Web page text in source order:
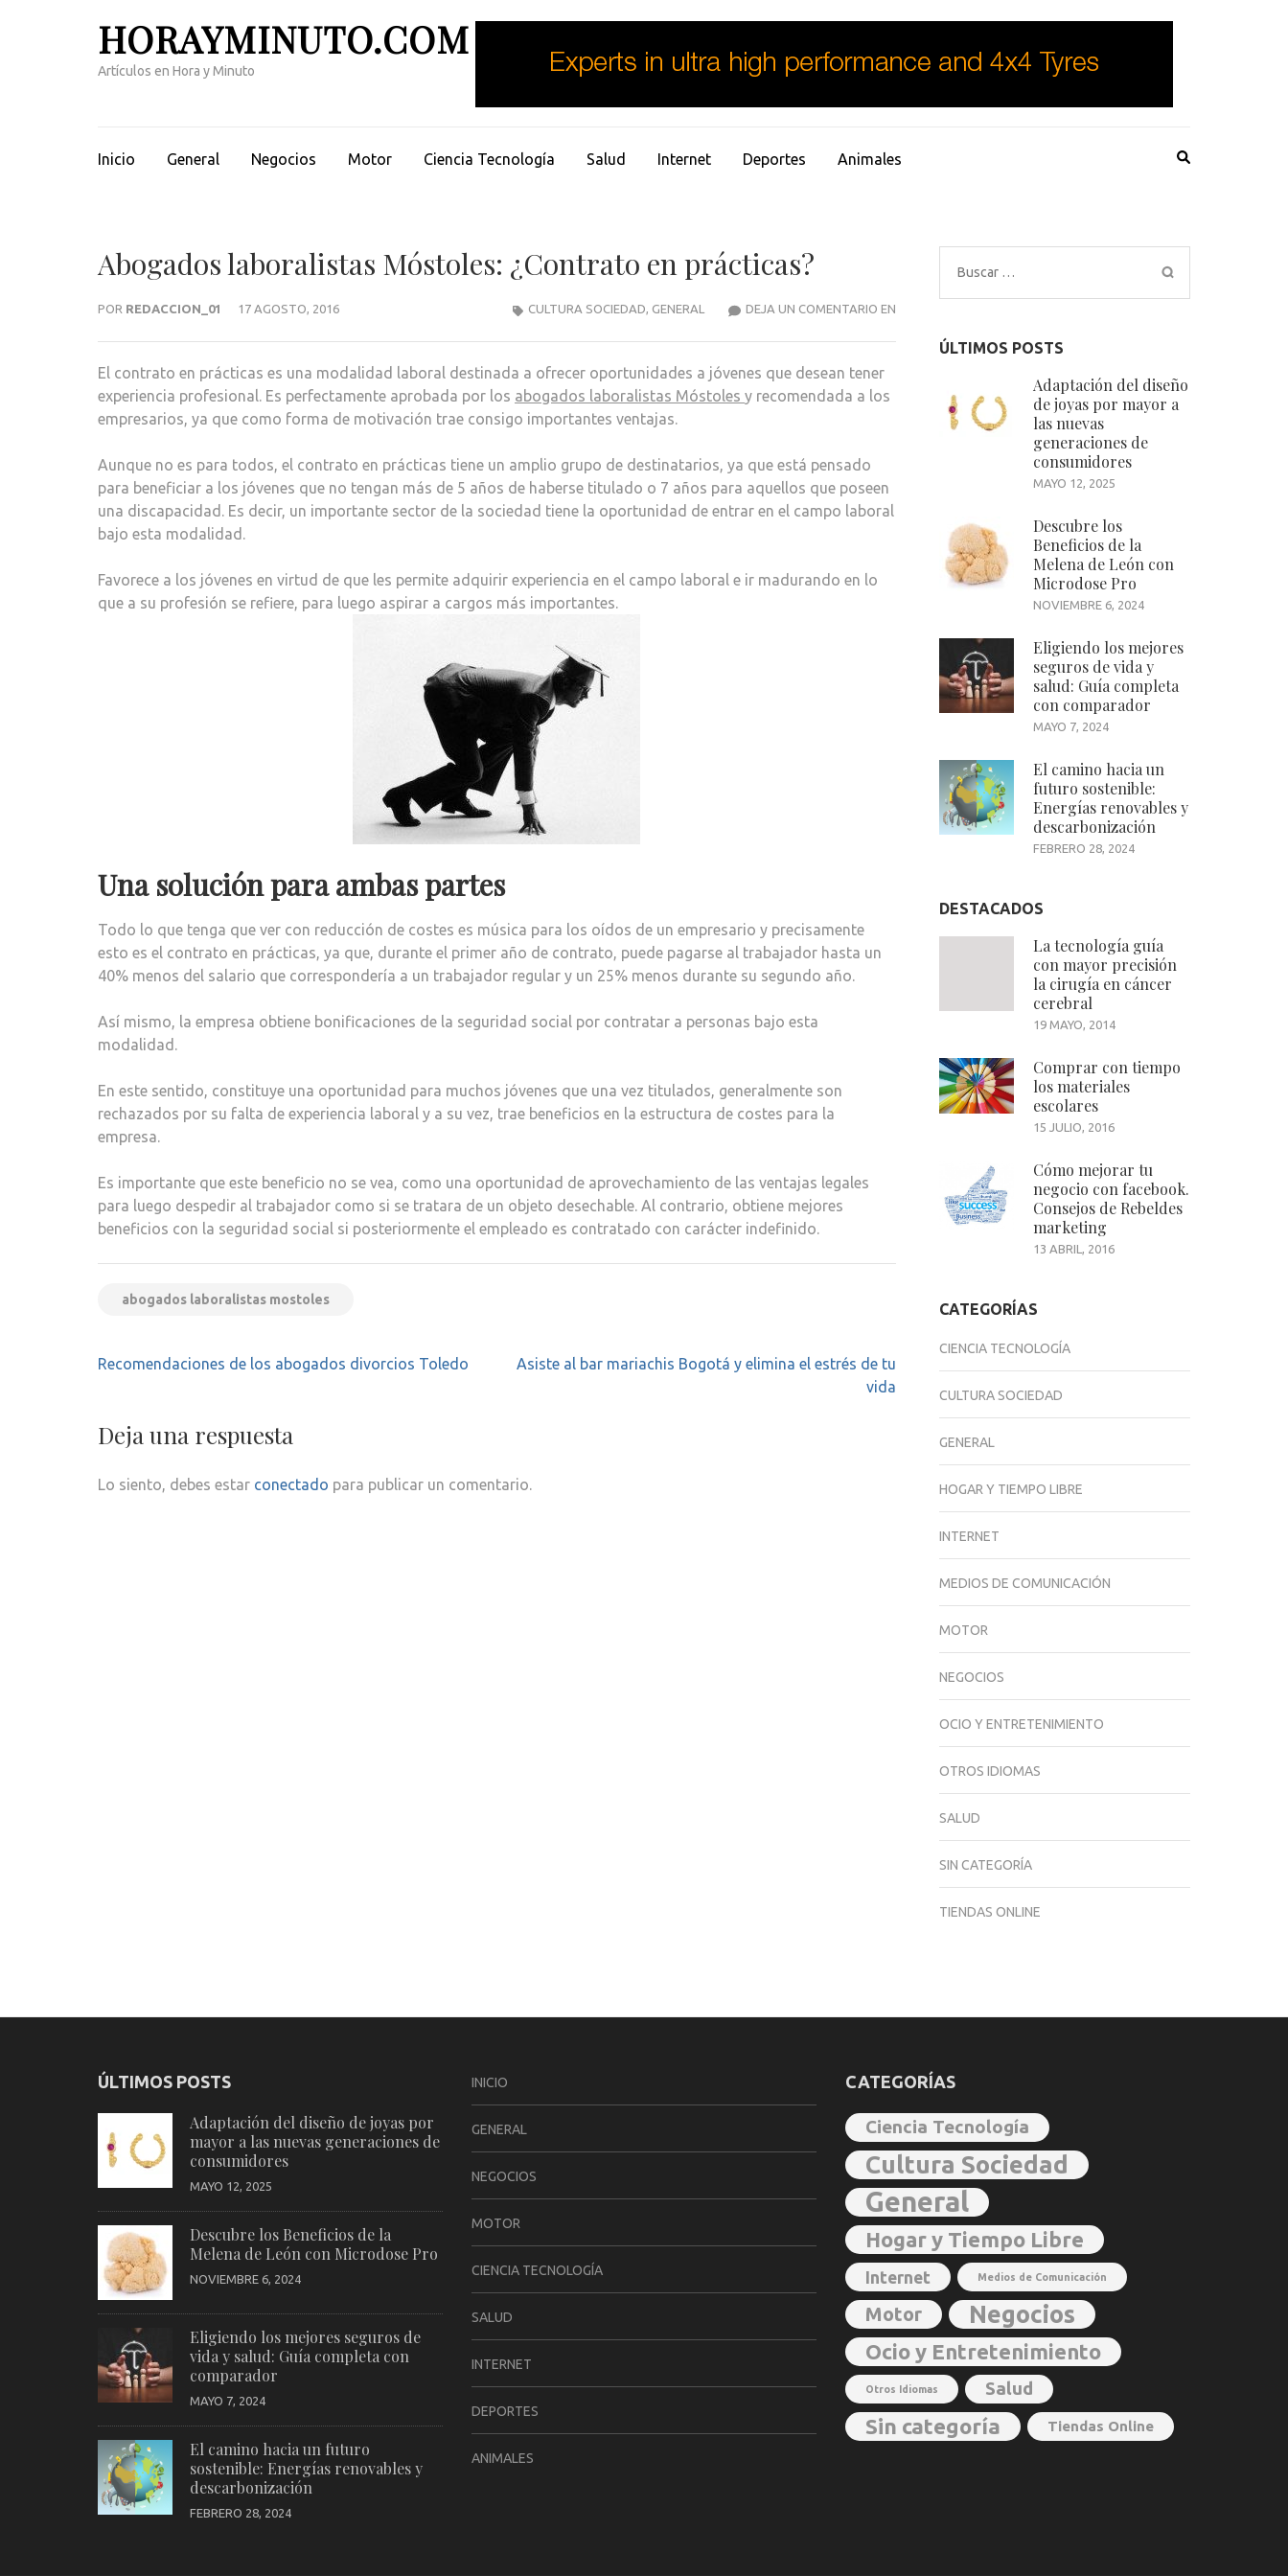
HORAYMINUTO.COM
Artículos en Hora y Minuto
Inicio General Negocios Motor Ciencia Tecnología Salud Internet Deportes Animales
Abogados laboralistas Móstoles: ¿Contrato en prácticas?
POR REDACCION_01 17 AGOSTO, 2016 DEJA UN COMENTARIO ENABOGADOS
MÓSTOLES:
PRÁCTICAS?
CULTURA SOCIEDAD, GENERAL
El contrato en prácticas es una modalidad laboral destinada a ofrecer oportunidades a jóvenes que desean tener
experiencia profesional. Es perfectamente aprobada por los abogados laboralistas Móstoles y recomendada a los
empresarios, ya que como forma de motivación trae consigo importantes ventajas.
Aunque no es para todos, el contrato en prácticas tiene un amplio grupo de destinatarios, ya que está pensado
para beneficiar a los jóvenes que no tengan más de 5 años de haberse titulado o 7 años para aquellos que poseen
una discapacidad. Es decir, un importante sector de la sociedad tiene la oportunidad de entrar en el campo laboral
bajo esta modalidad.
Favorece a los jóvenes en virtud de que les permite adquirir experiencia en el campo laboral e ir madurando en lo
que a su profesión se refiere, para luego aspirar a cargos más importantes.
Una solución para ambas partes
Todo lo que tenga que ver con reducción de costes es música para los oídos de un empresario y precisamente
esto es el contrato en prácticas, ya que, durante el primer año de contrato, puede pagarse al trabajador hasta un
40% menos del salario que correspondería a un trabajador regular y un 25% menos durante su segundo año.
Así mismo, la empresa obtiene bonificaciones de la seguridad social por contratar a personas bajo esta
modalidad.
En este sentido, constituye una oportunidad para muchos jóvenes que una vez titulados, generalmente son
rechazados por su falta de experiencia laboral y a su vez, trae beneficios en la estructura de costes para la
empresa.
Es importante que este beneficio no se vea, como una oportunidad de aprovechamiento de las ventajas legales
para luego despedir al trabajador como si se tratara de un objeto desechable. Al contrario, obtiene mejores
beneficios con la seguridad social si posteriormente el empleado es contratado con carácter indefinido.
abogados laboralistas mostoles
Navegación
Recomendaciones de los abogados divorcios Toledo
Asiste al bar mariachis Bogotá y elimina el estrés de tu
vida
Deja una respuesta
Lo siento, debes estar conectado para publicar un comentario.
Buscar:
ÚLTIMOS POSTS
Adaptación del diseño
de joyas por mayor a
las nuevas
generaciones de
consumidores
MAYO 12, 2025
Descubre los
Beneficios de la
Melena de León con
Microdose Pro
NOVIEMBRE 6, 2024
Eligiendo los mejores
seguros de vida y
salud: Guía completa
con comparador
MAYO 7, 2024
El camino hacia un
futuro sostenible:
Energías renovables y
descarbonización
FEBRERO 28, 2024
DESTACADOS
La tecnología guía
con mayor precisión
la cirugía en cáncer
cerebral
19 MAYO, 2014
Comprar con tiempo
los materiales
escolares
15 JULIO, 2016
Cómo mejorar tu
negocio con facebook.
Consejos de Rebeldes
marketing
13 ABRIL, 2016
CATEGORÍAS
CIENCIA TECNOLOGÍA
CULTURA SOCIEDAD
GENERAL
HOGAR Y TIEMPO LIBRE
INTERNET
MEDIOS DE COMUNICACIÓN
MOTOR
NEGOCIOS
OCIO Y ENTRETENIMIENTO
OTROS IDIOMAS
SALUD
SIN CATEGORÍA
TIENDAS ONLINE
ÚLTIMOS POSTS
Adaptación del diseño de joyas por
mayor a las nuevas generaciones de
consumidores
MAYO 12, 2025
Descubre los Beneficios de la
Melena de León con Microdose Pro
NOVIEMBRE 6, 2024
Eligiendo los mejores seguros de
vida y salud: Guía completa con
comparador
MAYO 7, 2024
El camino hacia un futuro
sostenible: Energías renovables y
descarbonización
FEBRERO 28, 2024
INICIO
GENERAL
NEGOCIOS
MOTOR
CIENCIA TECNOLOGÍA
SALUD
INTERNET
DEPORTES
ANIMALES
CATEGORÍAS
Ciencia Tecnología
Cultura Sociedad
General
Hogar y Tiempo Libre
Internet Medios de Comunicación
Motor Negocios
Ocio y Entretenimiento
Otros Idiomas Salud
Sin categoría Tiendas Online